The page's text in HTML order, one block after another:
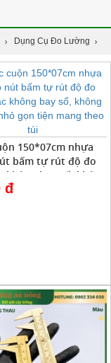
Dụng Cụ Đo Lường
150*07cm nhựa
bấm tự rút độ đo
không bay số, không
gọn tiện mang
đ